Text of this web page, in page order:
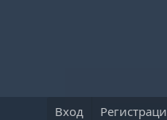
Вход